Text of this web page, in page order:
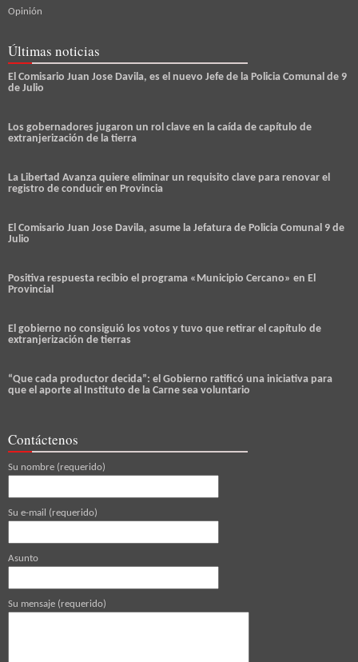
Opinión
Últimas noticias
El Comisario Juan Jose Davila, es el nuevo Jefe de la Policia Comunal de 9
de Julio
Los gobernadores jugaron un rol clave en la caída de capítulo de
extranjerización de la tierra
La Libertad Avanza quiere eliminar un requisito clave para renovar el
registro de conducir en Provincia
El Comisario Juan Jose Davila, asume la Jefatura de Policia Comunal 9 de
Julio
Positiva respuesta recibio el programa «Municipio Cercano» en El
Provincial
El gobierno no consiguió los votos y tuvo que retirar el capítulo de
extranjerización de tierras
“Que cada productor decida”: el Gobierno ratificó una iniciativa para
que el aporte al Instituto de la Carne sea voluntario
Contáctenos
Su nombre (requerido)
Su e-mail (requerido)
Asunto
Su mensaje (requerido)